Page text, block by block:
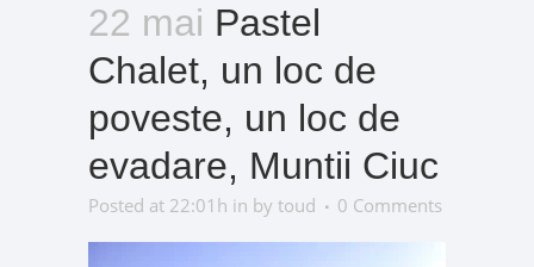
22 mai Pastel
Chalet, un loc de
poveste, un loc de
evadare, Muntii Ciuc
Posted at 22:01h in by toud 0 Comments